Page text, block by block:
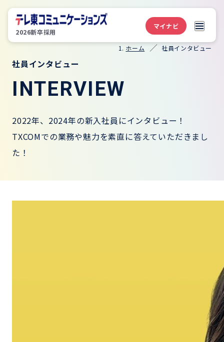
2026新卒採用
マイナビ
ホーム 社員インタビュー
社員インタビュー
INTERVIEW
2022年、2024年の新入社員にインタビュー！
TXCOMでの業務や魅力を素直に答えていただきまし
た！